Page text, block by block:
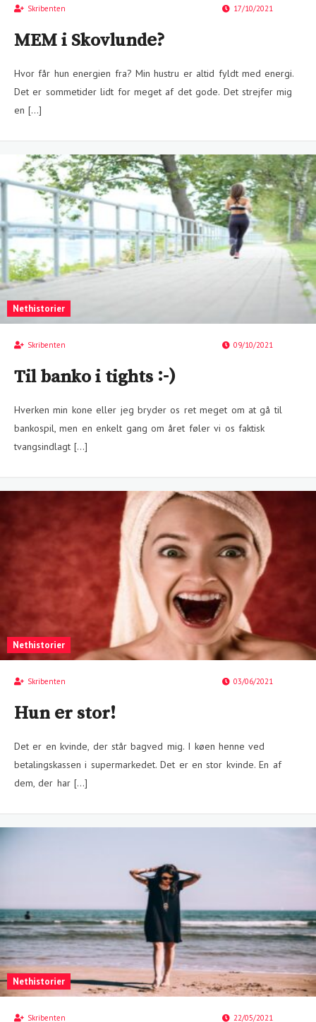
Skribenten 17/10/2021
MEM i Skovlunde?
Hvor får hun energien fra? Min hustru er altid fyldt med energi.
Det er sommetider lidt for meget af det gode. Det strejfer mig
en […]
Nethistorier
Skribenten 09/10/2021
Til banko i tights :-)
Hverken min kone eller jeg bryder os ret meget om at gå til
bankospil, men en enkelt gang om året føler vi os faktisk
tvangsindlagt […]
Nethistorier
Skribenten 03/06/2021
Hun er stor!
Det er en kvinde, der står bagved mig. I køen henne ved
betalingskassen i supermarkedet. Det er en stor kvinde. En af
dem, der har […]
Nethistorier
Skribenten 22/05/2021